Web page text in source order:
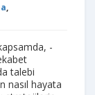
-
talebi
nasıl hayata